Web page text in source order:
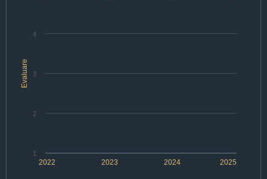
Evaluare
2022 2024
2023 2025
1
2
3
4